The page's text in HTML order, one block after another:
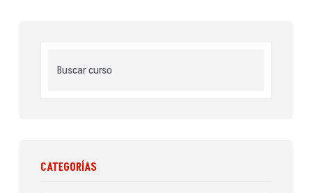
CATEGORÍAS